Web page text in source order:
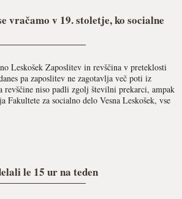
vračamo v 19. stoletje, ko socialne
Leskošek Zaposlitev in revščina v preteklosti
pa zaposlitev ne zagotavlja več poti iz
revščine niso padli zgolj številni prekarci, ampak
Fakultete za socialno delo Vesna Leskošek, vse
le 15 ur na teden